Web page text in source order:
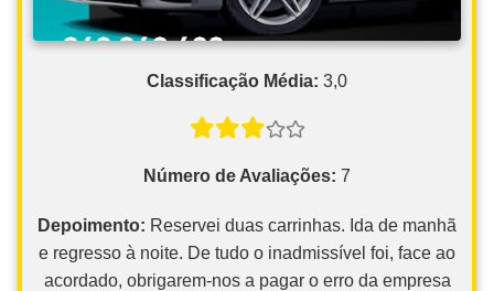
Classificação Média: 3,0
Número de Avaliações: 7
Depoimento: Reservei duas carrinhas. Ida de manhã
e regresso à noite. De tudo o inadmissível foi, face ao
acordado, obrigarem-nos a pagar o erro da empresa